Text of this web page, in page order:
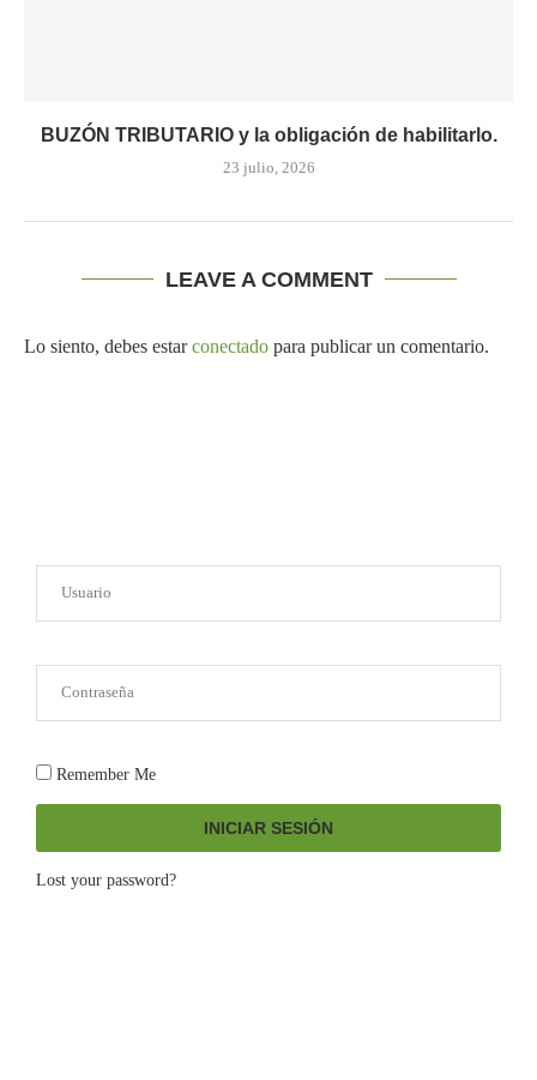
BUZÓN TRIBUTARIO y la obligación de habilitarlo.
23 julio, 2026
LEAVE A COMMENT
Lo siento, debes estarconectado para publicar un comentario.
Remember Me
INICIAR SESIÓN
Lost your password?